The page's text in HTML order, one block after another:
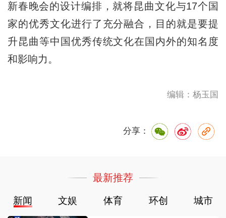
新春晚会的设计编排，就将昆曲文化与17个国
家的优秀文化进行了充分融合，目的就是要提
升昆曲等中国优秀传统文化在国内外的知名度
和影响力。
编辑：杨玉国
分享：
最新推荐
新闻 文娱 体育 环创 城市